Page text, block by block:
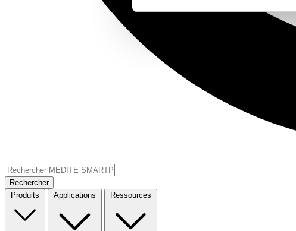
Rechercher
Produits
Applications Ressources